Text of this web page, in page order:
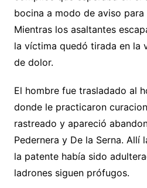
bocina a modo de aviso para
Mientras los asaltantes
la víctima quedó tirada en la
de dolor.
El hombre fue trasladado al
donde le practicaron
rastreado y apareció
Pedernera y De la Serna.
la patente había sido
ladrones siguen prófugos.